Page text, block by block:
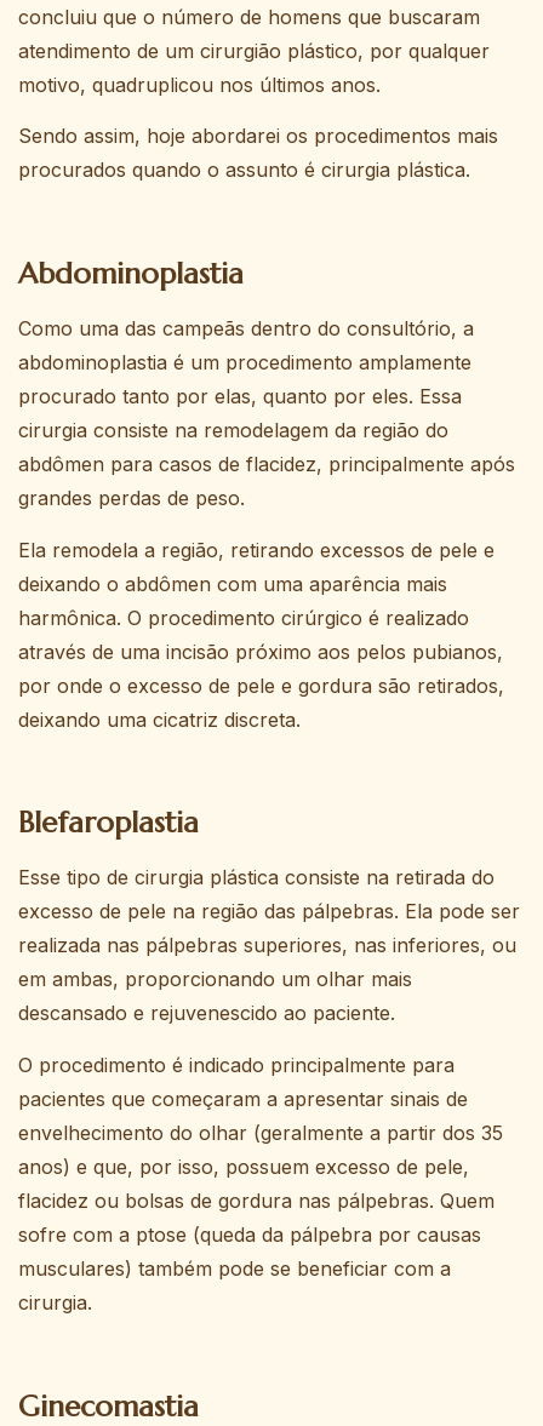
concluiu que o número de homens que buscaram
atendimento de um cirurgião plástico, por qualquer
motivo, quadruplicou nos últimos anos.
Sendo assim, hoje abordarei os procedimentos mais
procurados quando o assunto é cirurgia plástica.
Abdominoplastia
Como uma das campeãs dentro do consultório, a
abdominoplastia é um procedimento amplamente
procurado tanto por elas, quanto por eles. Essa
cirurgia consiste na remodelagem da região do
abdômen para casos de flacidez, principalmente após
grandes perdas de peso.
Ela remodela a região, retirando excessos de pele e
deixando o abdômen com uma aparência mais
harmônica. O procedimento cirúrgico é realizado
através de uma incisão próximo aos pelos pubianos,
por onde o excesso de pele e gordura são retirados,
deixando uma cicatriz discreta.
Blefaroplastia
Esse tipo de cirurgia plástica consiste na retirada do
excesso de pele na região das pálpebras. Ela pode ser
realizada nas pálpebras superiores, nas inferiores, ou
em ambas, proporcionando um olhar mais
descansado e rejuvenescido ao paciente.
O procedimento é indicado principalmente para
pacientes que começaram a apresentar sinais de
envelhecimento do olhar (geralmente a partir dos 35
anos) e que, por isso, possuem excesso de pele,
flacidez ou bolsas de gordura nas pálpebras. Quem
sofre com a ptose (queda da pálpebra por causas
musculares) também pode se beneficiar com a
cirurgia.
Ginecomastia